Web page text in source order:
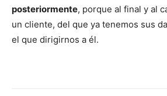
posteriormente, porque al final y al
un cliente, del que ya tenemos sus
el que dirigirnos a él.